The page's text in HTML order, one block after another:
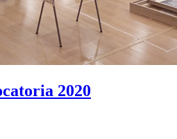
2020